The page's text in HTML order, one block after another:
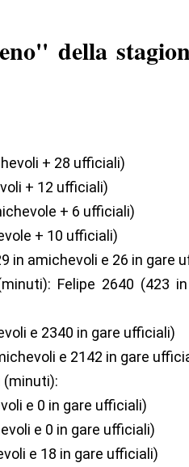
della
+ 28 ufficiali)
+ 12 ufficiali)
+ 6 ufficiali)
+ 10 ufficiali)
in amichevoli e 26 in gare
Felipe 2640 (423
e 2340 in gare ufficiali)
e 2142 in gare
(minuti):
e 0 in gare ufficiali)
e 0 in gare ufficiali)
e 18 in gare ufficiali)